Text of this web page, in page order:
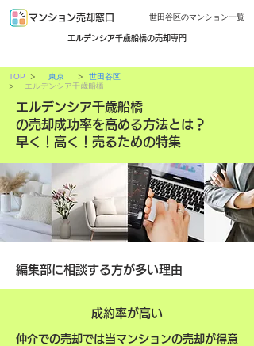
マンション売却窓口 世田谷区のマンション一覧
エルデンシア千歳船橋の売却専門
TOP > 東京
>
>
エルデンシア千歳船橋
世田谷区
エルデンシア千歳船橋
の売却成功率を高める方法とは？
早く！高く！売るための特集
編集部に相談する方が多い理由
成約率が高い
仲介での売却では当マンションの売却が得意